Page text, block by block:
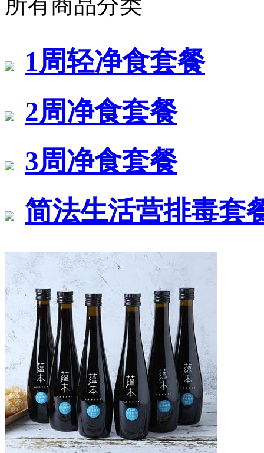
1周轻净食套餐
2周净食套餐
3周净食套餐
简法生活营排毒套